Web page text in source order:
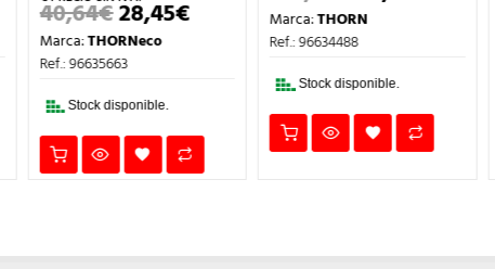
40,64€EL
PRECIO
ORIGINAL
ERA:
28,45€EL
PRECIO
Marca:THORNeco
Ref.: 96635663
Stock disponible.
PRECIO
ORIGINAL
ERA:
PRECIO
Marca:THORN
Ref.: 96634488
Stock disponible.